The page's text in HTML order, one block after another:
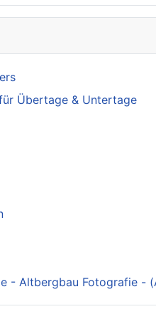
Übertage & Untertage
- Altbergbau Fotografie -